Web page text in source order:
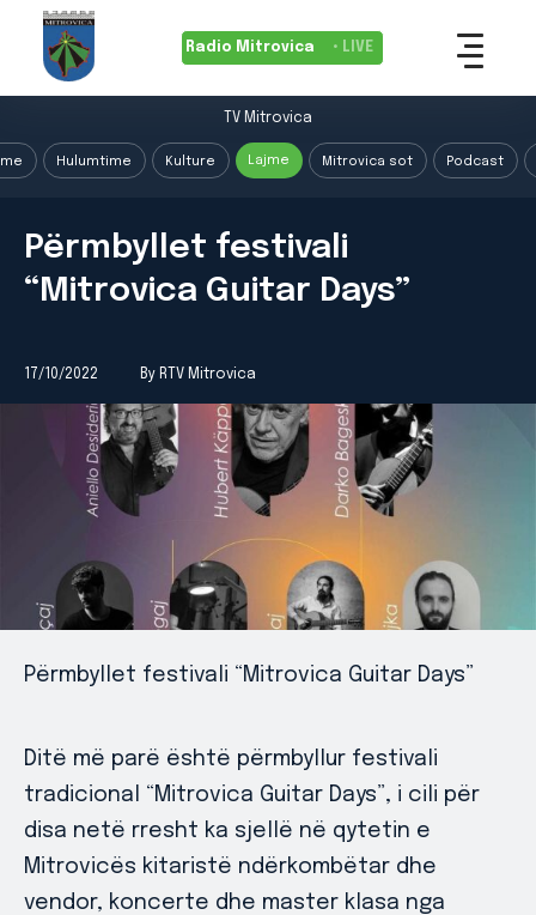
Radio Mitrovica • LIVE
TV Mitrovica
Hulumtime Kulture Lajme Mitrovica sot Podcast
Përmbyllet festivali
“Mitrovica Guitar Days”
17/10/2022 By RTV Mitrovica
Përmbyllet festivali “Mitrovica Guitar Days”
Ditë më parë është përmbyllur festivali
tradicional “Mitrovica Guitar Days”, i cili për
disa netë rresht ka sjellë në qytetin e
Mitrovicës kitaristë ndërkombëtar dhe
vendor, koncerte dhe master klasa nga